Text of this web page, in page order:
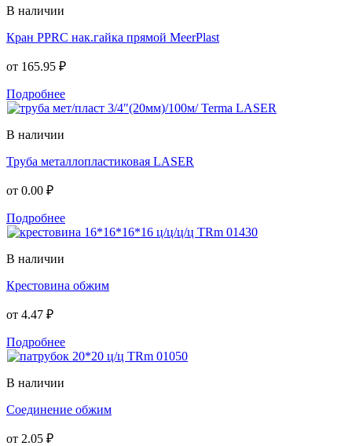
В наличии
Кран PPRC нак.гайка прямой MeerPlast
от 165.95 ₽
Подробнее
В наличии
Труба металлопластиковая LASER
от 0.00 ₽
Подробнее
В наличии
Крестовина обжим
от 4.47 ₽
Подробнее
В наличии
Соединение обжим
от 2.05 ₽